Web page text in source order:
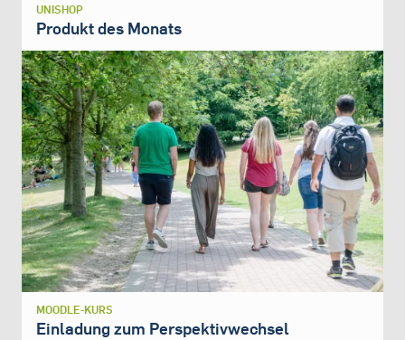
UNISHOP
Produkt des Monats
MOODLE-KURS
Einladung zum Perspektivwechsel